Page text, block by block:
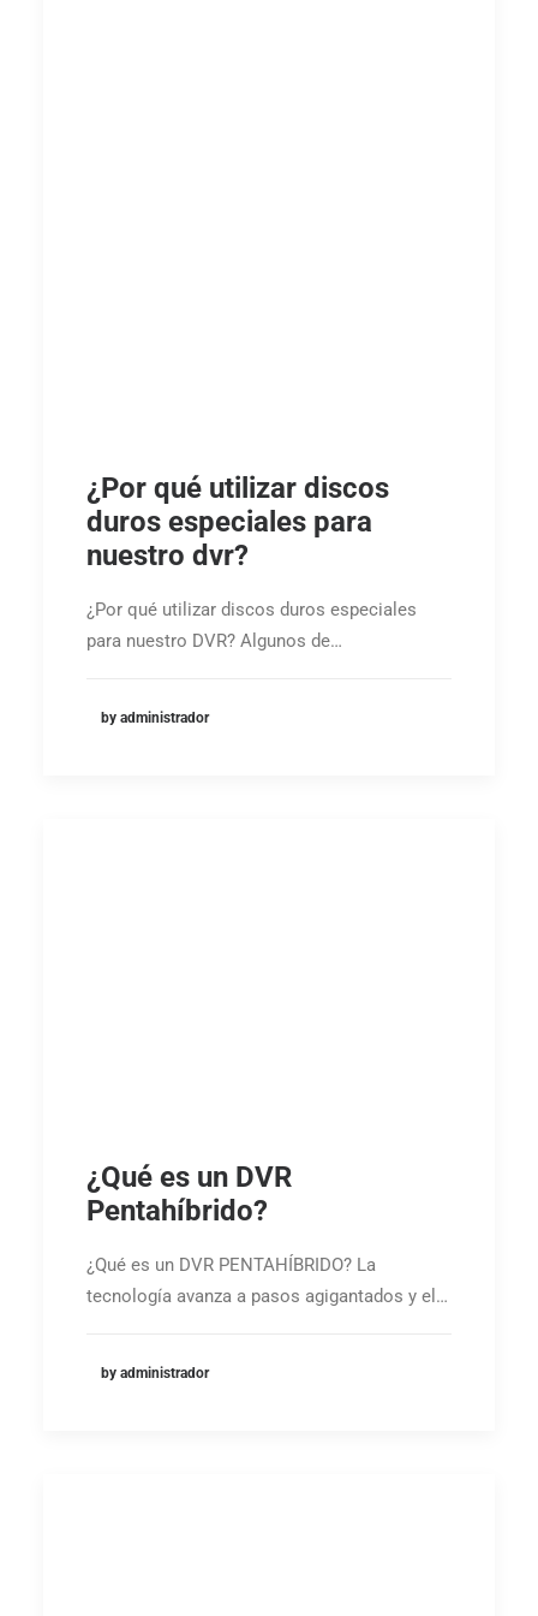
¿Por qué utilizar discos
duros especiales para
nuestro dvr?
¿Por qué utilizar discos duros especiales
para nuestro DVR? Algunos de…
by administrador
¿Qué es un DVR
Pentahíbrido?
¿Qué es un DVR PENTAHÍBRIDO? La
tecnología avanza a pasos agigantados y el…
by administrador